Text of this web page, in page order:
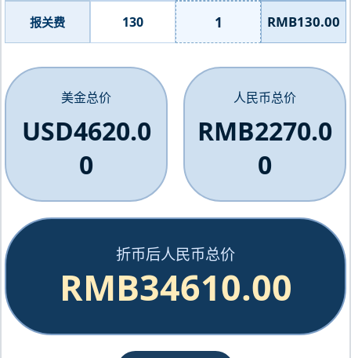
报关费 130 1 RMB130.00
美金总价
USD4620.0
0
人民币总价
RMB2270.0
0
折币后人民币总价
RMB34610.00